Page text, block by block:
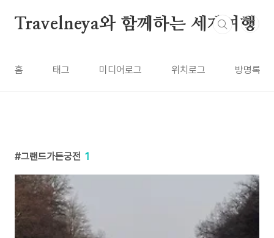
Travelneya와 함께하는 세계여행
홈 태그 미디어로그 위치로그 방명록
그랜드가든궁전 1